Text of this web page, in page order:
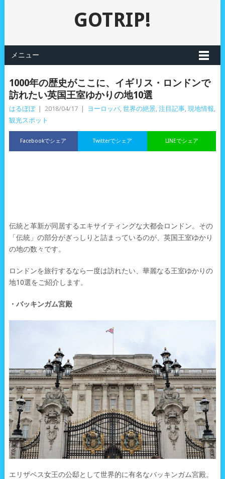
GOTRIP!
メニュー
1000年の歴史がここに、イギリス・ロンドンで
訪れたい英国王室ゆかりの地10選
はるぼぼ 2018/04/17 ヨーロッパ, 世界の絶景, 注目記事, 現地情報,
観光スポット
Facebookでシェア LINEでシェア
Twitterでシェア
伝統と革新が同居するエキサイティングな大都会ロンドン。その
「伝統」の部分がぎっしりと詰まっているのが、英国王室ゆかり
の地の数々です。
ロンドンを旅行するなら一度は訪れたい、華麗なる王室ゆかりの
地10選をご紹介します。
・バッキンガム宮殿
エリザベス女王の公邸として世界的に有名なバッキンガム宮殿。